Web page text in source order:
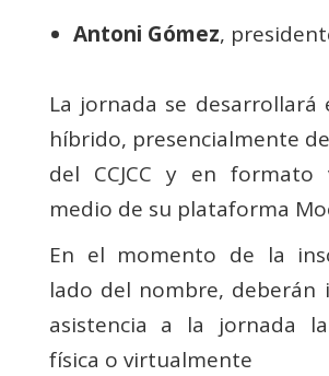
Antoni Gómez,
La jornada se
híbrido, presencialmente
del CCJCC y en
medio de su plataforma
En el momento de la
lado del nombre, deberán
asistencia a la jornada
física o virtualmente